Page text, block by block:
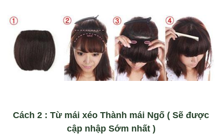
Cách 2 : Từ mái xéo Thành mái Ngố ( Sẽ được
cập nhập Sớm nhất )